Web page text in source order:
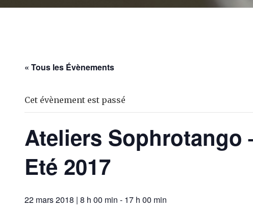
« Tous les Évènements
Cet évènement est passé
Ateliers Sophrotango
Eté 2017
22 mars 2018 | 8 h 00 min - 17 h 00 min